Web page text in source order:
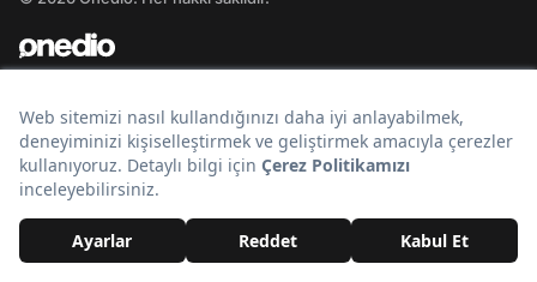
Bir markasıdır.